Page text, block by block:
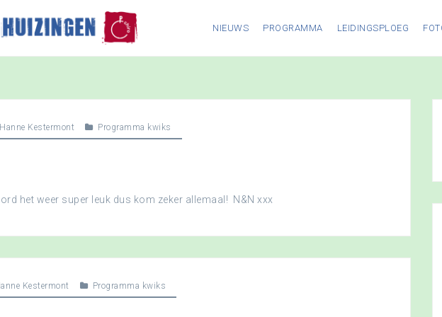
NIEUWS PROGRAMMA LEIDINGSPLOEG
Hanne Kestermont Programma kwiks
het weer super leuk dus kom zeker allemaal! N&N xxx
Kestermont Programma kwiks